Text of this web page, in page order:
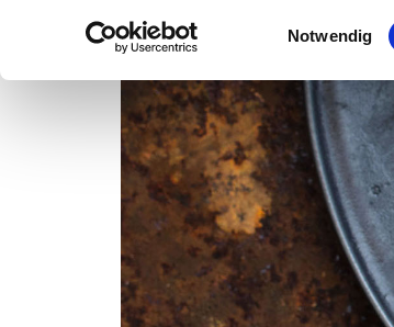
Notwendig